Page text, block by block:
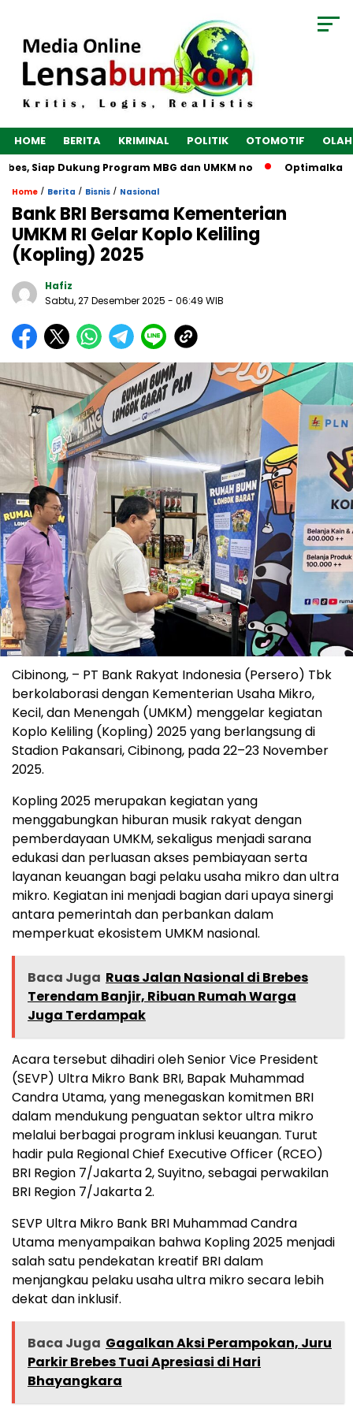
HOME BERITA KRIMINAL POLITIK OTOMOTIF
Siap Dukung Program MBG dan UMKM no Optimalkan
Home / Berita / Bisnis / Nasional
Bank BRI Bersama Kementerian
UMKM RI Gelar Koplo Keliling
(Kopling) 2025
Hafiz
Sabtu, 27 Desember 2025 - 06:49 WIB
Cibinong, – PT Bank Rakyat Indonesia (Persero) Tbk
berkolaborasi dengan Kementerian Usaha Mikro,
Kecil, dan Menengah (UMKM) menggelar kegiatan
Koplo Keliling (Kopling) 2025 yang berlangsung di
Stadion Pakansari, Cibinong, pada 22–23 November
2025.
Kopling 2025 merupakan kegiatan yang
menggabungkan hiburan musik rakyat dengan
pemberdayaan UMKM, sekaligus menjadi sarana
edukasi dan perluasan akses pembiayaan serta
layanan keuangan bagi pelaku usaha mikro dan ultra
mikro. Kegiatan ini menjadi bagian dari upaya sinergi
antara pemerintah dan perbankan dalam
memperkuat ekosistem UMKM nasional.
Baca Juga Ruas Jalan Nasional di Brebes
Terendam Banjir, Ribuan Rumah Warga
Juga Terdampak
Acara tersebut dihadiri oleh Senior Vice President
(SEVP) Ultra Mikro Bank BRI, Bapak Muhammad
Candra Utama, yang menegaskan komitmen BRI
dalam mendukung penguatan sektor ultra mikro
melalui berbagai program inklusi keuangan. Turut
hadir pula Regional Chief Executive Officer (RCEO)
BRI Region 7/Jakarta 2, Suyitno, sebagai perwakilan
BRI Region 7/Jakarta 2.
SEVP Ultra Mikro Bank BRI Muhammad Candra
Utama menyampaikan bahwa Kopling 2025 menjadi
salah satu pendekatan kreatif BRI dalam
menjangkau pelaku usaha ultra mikro secara lebih
dekat dan inklusif.
Baca Juga Gagalkan Aksi Perampokan, Juru
Parkir Brebes Tuai Apresiasi di Hari
Bhayangkara